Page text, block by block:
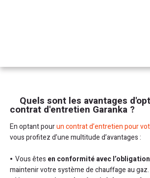
Quels sont les avantages
contrat d'entretien Garanka ?
En optant pourun contrat d’entretien pour
vous profitez d’une multitude d’avantages :
Vous êtes en conformité avec
maintenir votre système de chauffage au gaz.